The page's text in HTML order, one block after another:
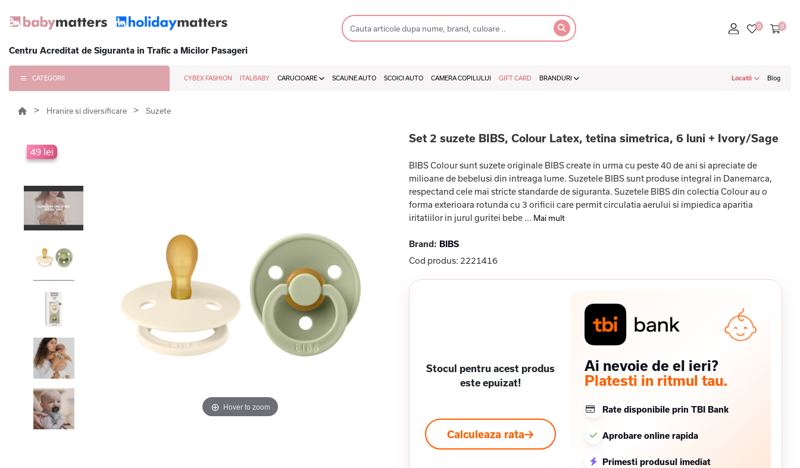
Centru Acreditat de Siguranta in Trafic a Micilor Pasageri
CATEGORII CYBEX FASHION ITALBABY CARUCIOARE SCAUNE AUTO SCOICI AUTO CAMERA COPILULUI GIFT CARD BRANDURI Locatii Blog
Hranire si diversificare Suzete
49 lei
Hover to zoom
Set 2 suzete BIBS, Colour Latex, tetina simetrica, 6 luni + Ivory/Sage
BIBS Colour sunt suzete originale BIBS create in urma cu peste 40 de ani si apreciate de
milioane de bebelusi din intreaga lume. Suzetele BIBS sunt produse integral in Danemarca,
respectand cele mai stricte standarde de siguranta. Suzetele BIBS din colectia Colour au o
forma exterioara rotunda cu 3 orificii care permit circulatia aerului si impiedica aparitia
iritatiilor in jurul guritei bebe ... Mai mult
Brand: BIBS
Cod produs: 2221416
Stocul pentru acest produs
este epuizat!
Calculeaza rata
Ai nevoie de el ieri?
Platesti in ritmul tau.
Rate disponibile prin TBI Bank
Aprobare online rapida
Primesti produsul imediat